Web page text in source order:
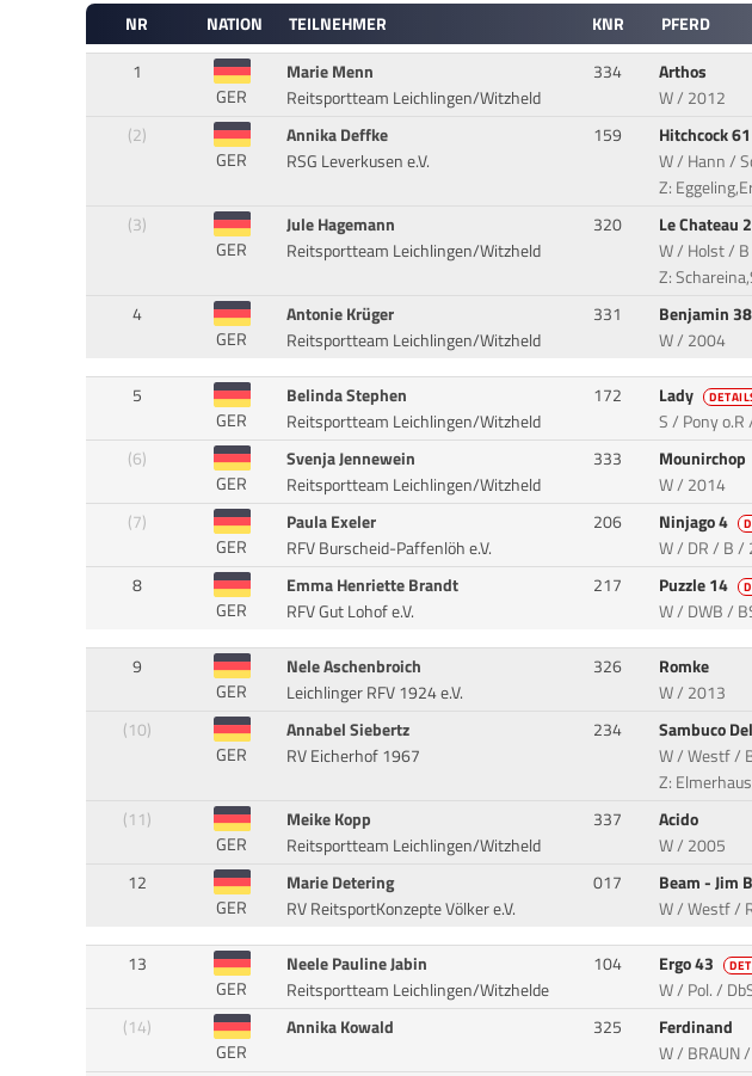
NR NATION TEILNEHMER KNR
PFERD
1
GER
Marie Menn
Reitsportteam Leichlingen/Witzheld
334
Arthos
W / 2012
(2)
GER
Annika Deffke
RSG Leverkusen e.V.
159 Hitchcock 61
W / Hann /
Z:
(3)
GER
Jule Hagemann
Reitsportteam Leichlingen/Witzheld
320 Le Chateau 2
W / Holst /
Z:
4
GER
Antonie Krüger
Reitsportteam Leichlingen/Witzheld
331 Benjamin
W / 2004
5
GER
Belinda Stephen
Reitsportteam Leichlingen/Witzheld
172 Lady
S / Pony
(6)
GER
Svenja Jennewein
Reitsportteam Leichlingen/Witzheld
333
Mounirchop
W / 2014
(7)
GER
Paula Exeler
RFV Burscheid-Paffenlöh e.V.
206 Ninjago 4
W / DR / B /
8
GER
Emma Henriette Brandt
RFV Gut Lohof e.V.
217 Puzzle 14
W / DWB /
9
GER
Nele Aschenbroich
Leichlinger RFV 1924 e.V.
326
Romke
W / 2013
(10)
GER
Annabel Siebertz
RV Eicherhof 1967
234 Sambuco
W / Westf /
Z:
(11)
GER
Meike Kopp
Reitsportteam Leichlingen/Witzheld
337
Acido
W / 2005
12
GER
Marie Detering
RV ReitsportKonzepte Völker e.V.
017 Beam - Jim
W / Westf /
13
GER
Neele Pauline Jabin
Reitsportteam Leichlingen/Witzhelde
104 Ergo 43
W / Pol. /
(14)
GER
Annika Kowald 325
Ferdinand
W / BRAUN